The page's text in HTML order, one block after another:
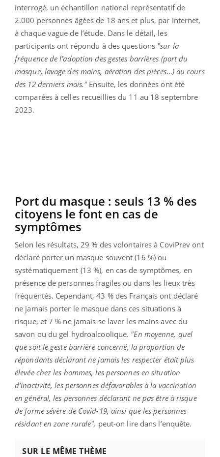
interrogé, un échantillon national représentatif de
2.000 personnes âgées de 18 ans et plus, par Internet,
à chaque vague de l’étude. Dans le détail, les
participants ont répondu à des questions "sur la
fréquence de l’adoption des gestes barrières (port du
masque, lavage des mains, aération des pièces…) au cours
des 12 derniers mois." Ensuite, les données ont été
comparées à celles recueillies du 11 au 18 septembre
2023.
Port du masque : seuls 13 % des
citoyens le font en cas de
symptômes
Selon les résultats, 29 % des volontaires à CoviPrev ont
déclaré porter un masque souvent (16 %) ou
systématiquement (13 %), en cas de symptômes, en
présence de personnes fragiles ou dans les lieux très
fréquentés. Cependant, 43 % des Français ont déclaré
ne jamais porter le masque dans ces situations à
risque, et 7 % ne jamais se laver les mains avec du
savon ou du gel hydroalcoolique. "En moyenne, quel
que soit le geste barrière concerné, la proportion de
répondants déclarant ne jamais les respecter était plus
élevée chez les hommes, les personnes en situation
d’inactivité, les personnes défavorables à la vaccination
en général, les personnes déclarant ne pas être à risque
de forme sévère de Covid-19, ainsi que les personnes
résidant en zone rurale", peut-on lire dans l’enquête.
SUR LE MÊME THÈME